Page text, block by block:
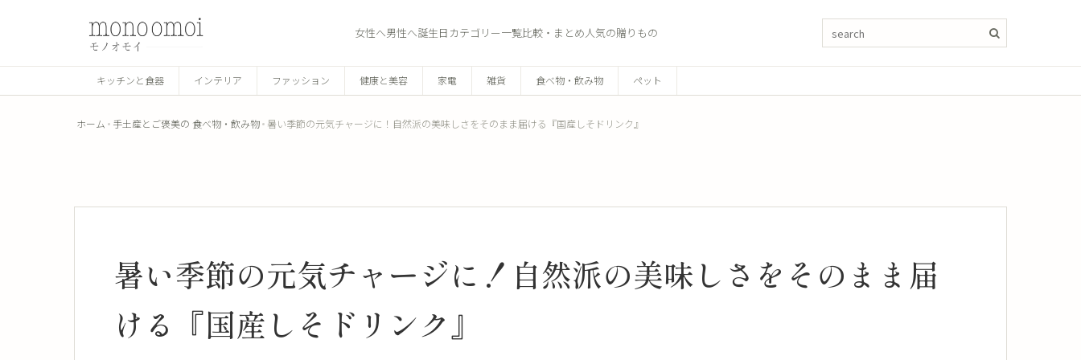
女性へ男性へ誕生日 カテゴリー一覧比較・まとめ人気の贈りもの
キッチンと食器 インテリア ファッション 健康と美容 家電 雑貨 食べ物・飲み物 ペット
ホーム 手土産とご褒美の 食べ物・飲み物 暑い季節の元気チャージに！自然派の美味しさをそのまま届ける『国産しそドリンク』
暑い季節の元気チャージに！自然派の美味しさをそのまま届
ける『国産しそドリンク』